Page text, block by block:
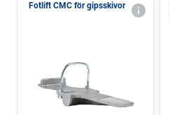
Fotlift CMC för gipsskivor